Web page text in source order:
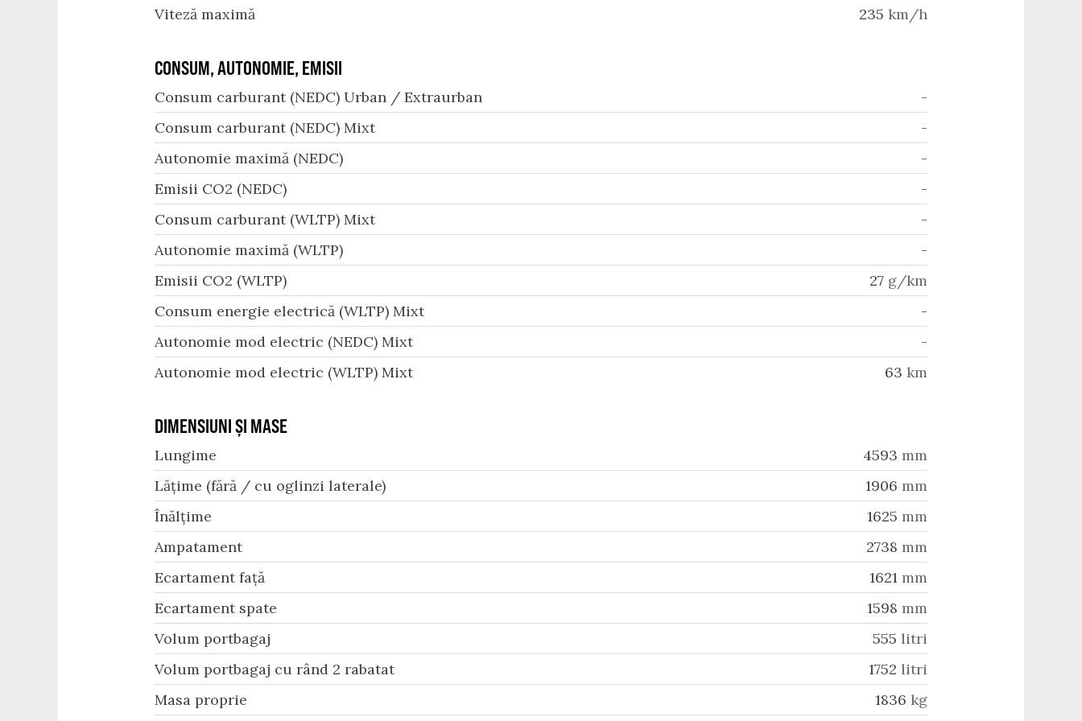
Viteză maximă 235 km/h
CONSUM, AUTONOMIE, EMISII
Consum carburant (NEDC) Urban / Extraurban
-
Consum carburant (NEDC) Mixt
-
Autonomie maximă (NEDC)
-
Emisii CO2 (NEDC)
-
Consum carburant (WLTP) Mixt
-
Autonomie maximă (WLTP)
-
Emisii CO2 (WLTP)
27 g/km
Consum energie electrică (WLTP) Mixt
-
Autonomie mod electric (NEDC) Mixt
-
Autonomie mod electric (WLTP) Mixt
63 km
DIMENSIUNI ȘI MASE
Lungime 4593 mm
Lățime (fără / cu oglinzi laterale)
1906 mm
Înălțime
1625 mm
Ampatament
2738 mm
Ecartament față
1621 mm
Ecartament spate
1598 mm
Volum portbagaj
555 litri
Volum portbagaj cu rând 2 rabatat
1752 litri
Masa proprie
1836 kg